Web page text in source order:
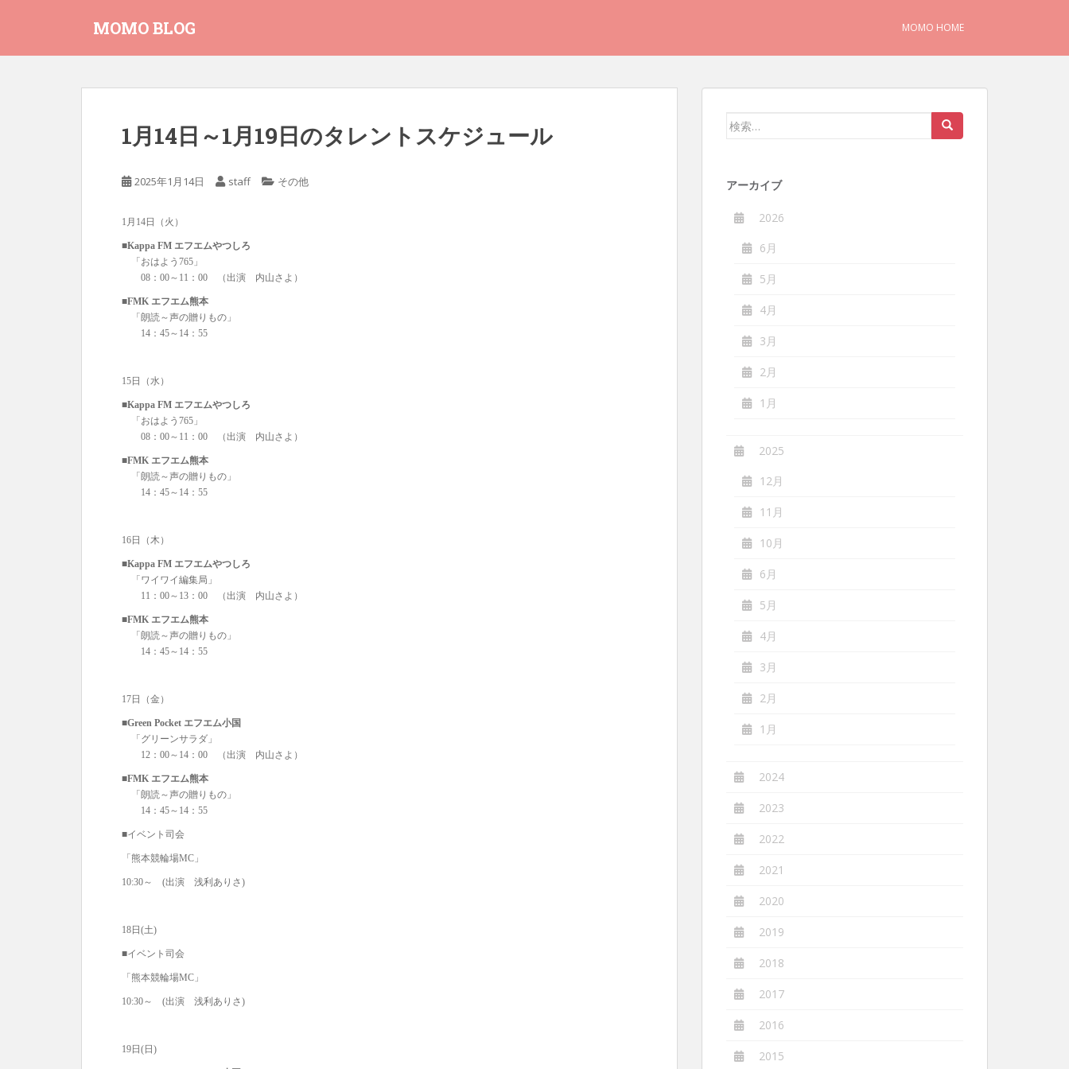
MOMO BLOG MOMO HOME
1月14日～1月19日のタレントスケジュール
2025年1月14日 staff その他
1月14日（火）
■Kappa FM エフエムやつしろ
「おはよう765」
08：00～11：00 （出演 内山さよ）
■FMK エフエム熊本
「朗読～声の贈りもの」
14：45～14：55
15日（水）
■Kappa FM エフエムやつしろ
「おはよう765」
08：00～11：00 （出演 内山さよ）
■FMK エフエム熊本
「朗読～声の贈りもの」
14：45～14：55
16日（木）
■Kappa FM エフエムやつしろ
「ワイワイ編集局」
11：00～13：00 （出演 内山さよ）
■FMK エフエム熊本
「朗読～声の贈りもの」
14：45～14：55
17日（金）
■Green Pocket エフエム小国
「グリーンサラダ」
12：00～14：00 （出演 内山さよ）
■FMK エフエム熊本
「朗読～声の贈りもの」
14：45～14：55
■イベント司会
「熊本競輪場MC」
10:30～ (出演 浅利ありさ)
18日(土)
■イベント司会
「熊本競輪場MC」
10:30～ (出演 浅利ありさ)
19日(日)
検
アーカイブ
2026
6月
5月
4月
3月
2月
1月
2025
12月
11月
10月
6月
5月
4月
3月
2月
1月
2024
2023
2022
2021
2020
2019
2018
2017
2016
2015